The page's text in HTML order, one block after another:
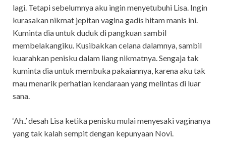
lagi. Tetapi sebelumnya aku ingin menyetubuhi Lisa. Ingin
kurasakan nikmat jepitan vagina gadis hitam manis ini.
Kuminta dia untuk duduk di pangkuan sambil
membelakangiku. Kusibakkan celana dalamnya, sambil
kuarahkan penisku dalam liang nikmatnya. Sengaja tak
kuminta dia untuk membuka pakaiannya, karena aku tak
mau menarik perhatian kendaraan yang melintas di luar
sana.
‘Ah..’ desah Lisa ketika penisku mulai menyesaki vaginanya
yang tak kalah sempit dengan kepunyaan Novi.